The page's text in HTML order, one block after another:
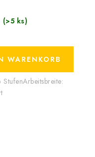
(>5 ks)
WARENKORB